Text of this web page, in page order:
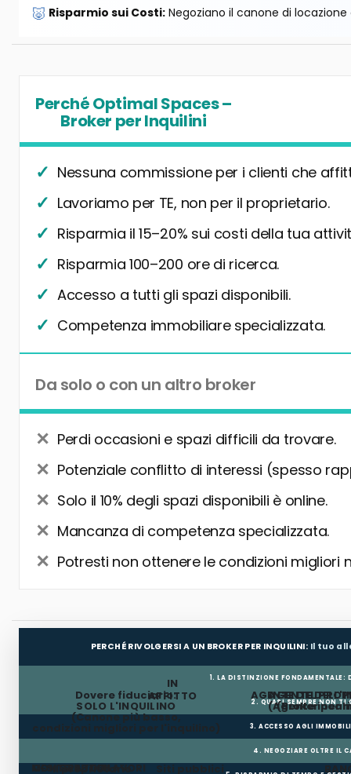
🐷 Risparmio sui Costi: Negoziano il canone di
Perché Optimal Spaces –
Broker per Inquilini
Nessuna commissione per i clienti che
Lavoriamo per TE, non per il proprietario.
Risparmia il 15–20% sui costi della tua
Risparmia 100–200 ore di ricerca.
Accesso a tutti gli spazi disponibili.
Competenza immobiliare specializzata.
Da solo o con un altro broker
Perdi occasioni e spazi difficili da trovare.
Potenziale conflitto di interessi (spesso
Solo il 10% degli spazi disponibili è online.
Mancanza di competenza specializzata.
Potresti non ottenere le condizioni migliori
PERCHÉ RIVOLGERSI A UN BROKER PER INQUILINI: Il tuo
1. LA DISTINZIONE FONDAMENTALE:
AGENTE DEL
(Agente
IN
AFFITTO
AGENTE
(Broker per
Dovere fiduciario:
SOLO L'INQUILINO
(Canone più basso,
condizioni migliori per l'inquilino)
2. QUASI SEMPRE NON TI
3. ACCESSO AGLI
4. NEGOZIARE OLTRE IL
Il proprietario Siti pubblici
MESI GRATUITI
CONTRIBUTO LAVORI